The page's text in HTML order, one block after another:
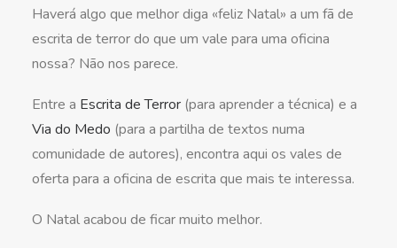
Haverá algo que melhor diga «feliz Natal» a um fã de
escrita de terror do que um vale para uma oficina
nossa? Não nos parece.
Entre a Escrita de Terror (para aprender a técnica) e a
Via do Medo (para a partilha de textos numa
comunidade de autores), encontra aqui os vales de
oferta para a oficina de escrita que mais te interessa.
O Natal acabou de ficar muito melhor.